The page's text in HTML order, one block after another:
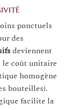
ponctuels
des
deviennent
le coût unitaire
homogène
bouteilles).
facilite la